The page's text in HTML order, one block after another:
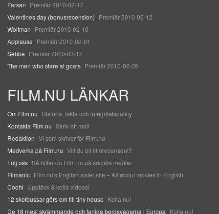
Farsan Premiär 2010-02-12
Valentines day (bonusrecension) Premiär 2010-02-12
Wolfman Premiär 2010-02-10
Applause Premiär 2010-02-01
Sebbe Premiär 2010-03-12
The men who stare at goats Premiär 2010-02-05
FILM.NU LÄNKAR
Om Film.nu Historia, fakta och integritetspolicy
Kontakta Film.nu Skriv ett mail
Redaktion Vi som skriver för Film.nu
Medverka på Film.nu Vill du bli filmrecensent?
Följ oss Så hittar du Film.nu på sociala medier
Filmanic Film.nu's English sister site – All about movies in English
Coohl Upptäck & kolla videos!
12 skolbussar görs om till tiny house Kolla nu!
De 18 mest skrämmande och farliga bergsvägarna i Europa Kolla nu!